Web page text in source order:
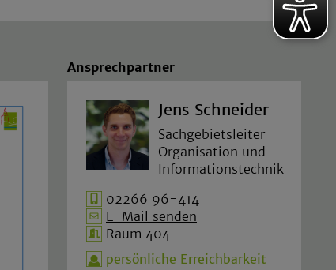
Ansprechpartner
Jens Schneider
Sachgebietsleiter
Organisation und
Informationstechnik
02266 96-414
E-Mail senden
Raum 404
persönliche Erreichbarkeit